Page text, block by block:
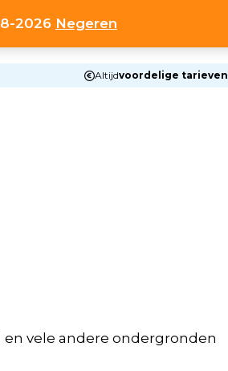
2026 Negeren
OVER ONS
Altijdvoordelige tarieven
vele andere ondergronden